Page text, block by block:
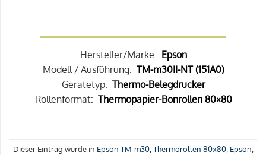
Hersteller/Marke: Epson
Modell / Ausführung: TM-m30II-NT (151A0)
Gerätetyp: Thermo-Belegdrucker
Rollenformat: Thermopapier-Bonrollen 80×80
Dieser Eintrag wurde in Epson TM-m30,Thermorollen 80x80, Epson,